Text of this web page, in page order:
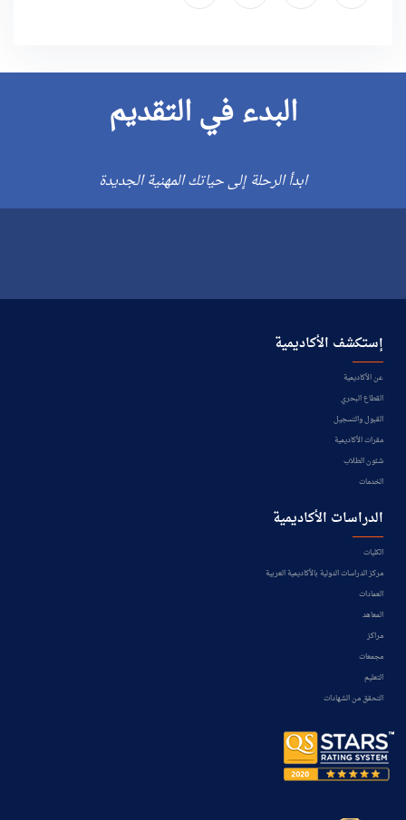
البدء في التقديم
ابدأ الرحلة إلى حياتك المهنية الجديدة
إستكشف الأكاديمية
عن الأكاديمية
القطاع البحري
القبول والتسجيل
مقرات الأكاديمية
شئون الطلاب
الخدمات
الدراسات الأكاديمية
الكليات
مركز الدراسات الدولية بالأكاديمية العربية
العمادات
المعاهد
مراكز
مجمعات
التعليم
التحقق من الشهادات